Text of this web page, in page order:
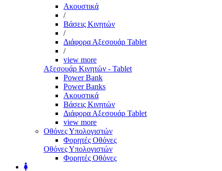
Ακουστικά
/
Βάσεις Κινητών
/
Διάφορα Αξεσουάρ Tablet
/
view more
Αξεσουάρ Κινητών - Tablet
Power Bank
Power Banks
Ακουστικά
Βάσεις Κινητών
Διάφορα Αξεσουάρ Tablet
view more
Οθόνες Υπολογιστών
Φορητές Οθόνες
Οθόνες Υπολογιστών
Φορητές Οθόνες